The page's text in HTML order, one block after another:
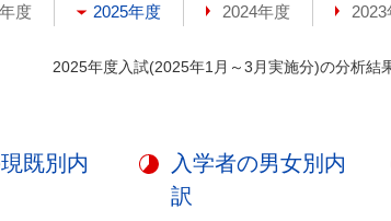
度 2025年度 2024年度 2023
2025年度入試(2025年1月～3月実施分)の分析結
既別内
入学者の男女別内
訳